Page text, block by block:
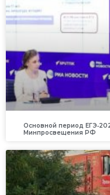
Основной период
Минпросвещения РФ